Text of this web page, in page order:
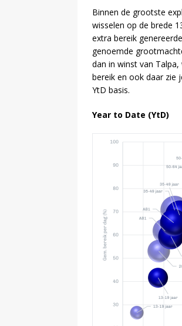
Binnen de grootste
wisselen op de brede
extra bereik
genoemde
dan in winst van
bereik en ook daar zie
YtD basis.
Year to Date (YtD)